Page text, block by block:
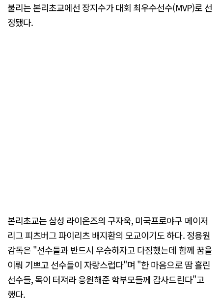
불리는 본리초교에선 장지수가 대회 최우수선수(MVP)로 선
정됐다.
본리초교는 삼성 라이온즈의 구자욱, 미국프로야구 메이저
리그 피츠버그 파이리츠 배지환의 모교이기도 하다. 정용원
감독은 "선수들과 반드시 우승하자고 다짐했는데 함께 꿈을
이뤄 기쁘고 선수들이 자랑스럽다"며 "한 마음으로 땀 흘린
선수들, 목이 터져라 응원해준 학부모들께 감사드린다"고
했다.